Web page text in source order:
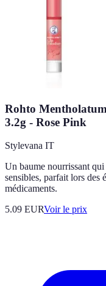
Rohto
3.2g - Rose Pink
Stylevana IT
Un baume nourrissant qui
sensibles, parfait lors des
médicaments.
5.09 EURVoir le prix